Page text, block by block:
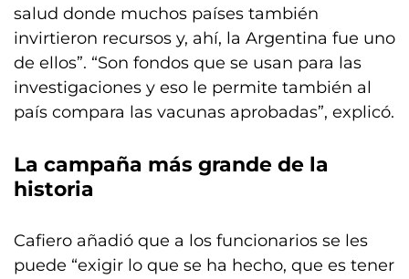
salud donde muchos países también
invirtieron recursos y, ahí, la Argentina fue uno
de ellos”. “Son fondos que se usan para las
investigaciones y eso le permite también al
país compara las vacunas aprobadas”, explicó.
La campaña más grande de la
historia
Cafiero añadió que a los funcionarios se les
puede “exigir lo que se ha hecho, que es tener